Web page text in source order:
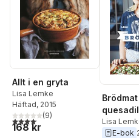
Allt i en gryta
Lisa Lemke
Häftad, 2015
4,1utav 5 stjärnor. Totalt antal röster:
(9)
168 kr
och
Lisa
Sahlin
E-bok